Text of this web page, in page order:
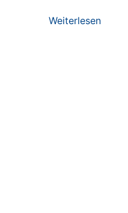
Weiterlesen